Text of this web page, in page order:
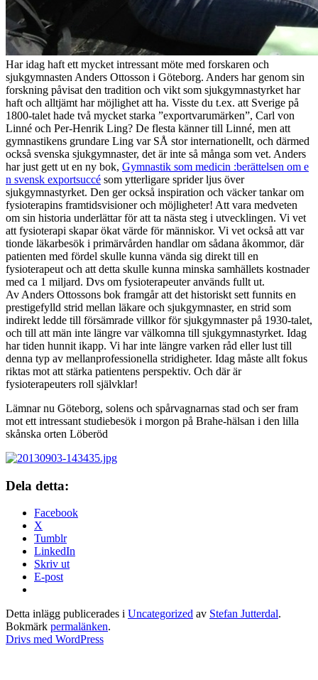
Har idag haft ett mycket intressant möte med forskaren och
sjukgymnasten Anders Ottosson i Göteborg. Anders har genom sin
forskning påvisat den tradition och vikt som sjukgymnastyrket har
haft och alltjämt har möjlighet att ha. Visste du t.ex. att Sverige på
1800-talet hade två mycket starka ”exportvarumärken”, Carl von
Linné och Per-Henrik Ling? De flesta känner till Linné, men att
gymnastikens grundare Ling var SÅ stor internationellt, och därmed
också svenska sjukgymnaster, det är inte så många som vet. Anders
har just gett ut en ny bok, Gymnastik som medicin :berättelsen om e
n svensk exportsuccé som ytterligare sprider ljus över
sjukgymnastyrket. Den ger också inspiration och väcker tankar om
fysioterapins framtidsvisioner och möjligheter! Att vara medveten
om sin historia underlättar för att ta nästa steg i utvecklingen. Vi vet
att fysioterapi skapar ökat värde för människor. Vi vet också att var
tionde läkarbesök i primärvården handlar om sådana åkommor, där
patienten med fördel skulle kunna vända sig direkt till en
fysioterapeut och att detta skulle kunna minska samhällets kostnader
med ca 1 miljard. Dvs om fysioterapeuter används fullt ut.
Av Anders Ottossons bok framgår att det historiskt sett funnits en
prestigefylld strid mellan läkare och sjukgymnaster, en strid som
indirekt ledde till försämrade villkor för sjukgymnaster på 1930-talet,
och till att män inte längre var välkomna till sjukgymnastyrket. Idag
har tiden hunnit ikapp. Vi har inte längre varken råd eller lust till
denna typ av mellanprofessionella stridigheter. Idag måste allt fokus
riktas mot att stärka patientens perspektiv. Och där är
fysioterapeuters roll självklar!
Lämnar nu Göteborg, solens och spårvagnarnas stad och ser fram
mot ett intressant studiebesök i morgon på Brahe-hälsan i den lilla
skånska orten Löberöd
Dela detta:
Facebook
X
Tumblr
LinkedIn
Skriv ut
E-post
Detta inlägg publicerades i Uncategorized av Stefan Jutterdal.
Bokmärk permalänken.
Drivs med WordPress